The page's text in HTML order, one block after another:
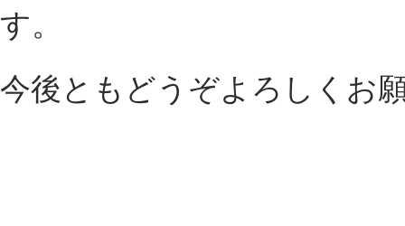
す。
今後ともどうぞよろしくお